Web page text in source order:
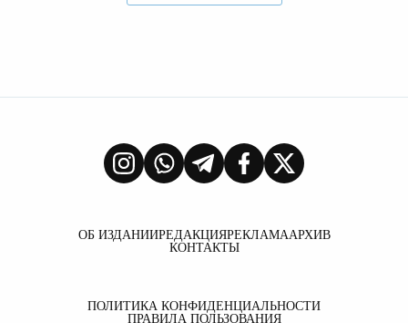
ОБ ИЗДАНИИРЕДАКЦИЯРЕКЛАМААРХИВ
КОНТАКТЫ
ПОЛИТИКА КОНФИДЕНЦИАЛЬНОСТИ
ПРАВИЛА ПОЛЬЗОВАНИЯ